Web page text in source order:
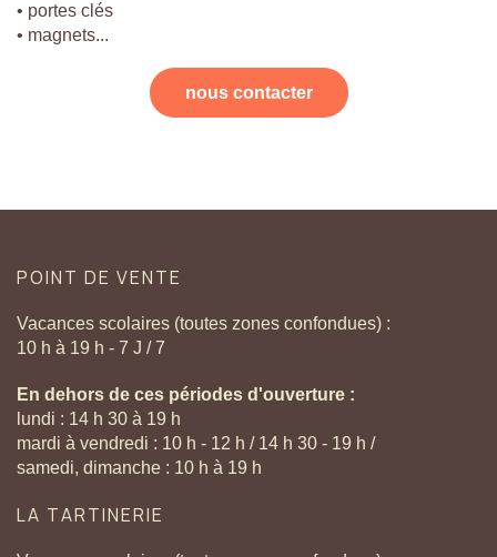
• portes clés
• magnets...
nous contacter
POINT DE VENTE
Vacances scolaires (toutes zones confondues) :
10 h à 19 h - 7 J / 7
En dehors de ces périodes d'ouverture :
lundi : 14 h 30 à 19 h
mardi à vendredi : 10 h - 12 h / 14 h 30 - 19 h /
samedi, dimanche : 10 h à 19 h
LA TARTINERIE